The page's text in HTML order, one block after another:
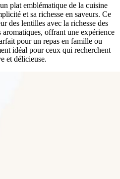
plat emblématique de la cuisine
et sa richesse en saveurs. Ce
des lentilles avec la richesse des
aromatiques, offrant une expérience
pour un repas en famille ou
idéal pour ceux qui recherchent
et délicieuse.